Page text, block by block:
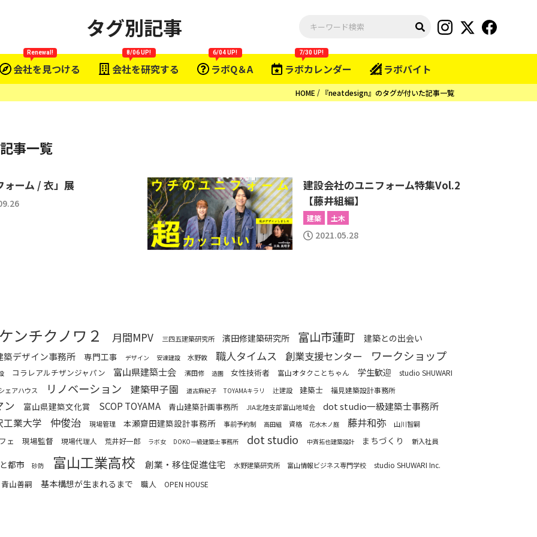
会社を見つける
Renewal!
会社を研究する
8/06 UP!
ラボQ＆A
6/04 UP!
ラボカレンダー
7/30 UP!
ラボバイト
タグ別記事
HOME 『neatdesign』のタグが付いた記事一覧
事一覧
ォーム / 衣」展
建設会社のユニフォーム特集Vol.2
【藤井組編】
建築 土木
2021.05.28
ンチクノワ２ 月間MPV 三四五建築研究所 濱田修建築研究所 富山市蓮町 建築との出会い
築デザイン事務所 専門工事 デザイン 安達建設 水野敦 職人タイムス 創業支援センター ワークショップ
コラレアルチザンジャパン 富山県建築士会 濱田修 造園 女性技術者 富山オタクことちゃん 学生歓迎 studio SHUWARI
ェアハウス リノベーション 建築甲子園 道古麻紀子 TOYAMAキラリ 辻建設 建築士 福見建築設計事務所
ン 富山県建築文化賞 SCOP TOYAMA 青山建築計画事務所 JIA北陸支部富山地域会 dot studio一級建築士事務所
工業大学 仲俊治 現場管理 本瀬齋田建築設計事務所 事前予約制 高田組 資格 花水木ノ庭 藤井和弥 山川智嗣
ェ 現場監督 現場代理人 荒井好一郎 ラボ女 DOKO一級建築士事務所 dot studio 中斉拓也建築設計 まちづくり 新入社員
都市 砂防 富山工業高校 創業・移住促進住宅 水野建築研究所 富山情報ビジネス専門学校 studio SHUWARI Inc.
青山善嗣 基本構想が生まれるまで 職人 OPEN HOUSE